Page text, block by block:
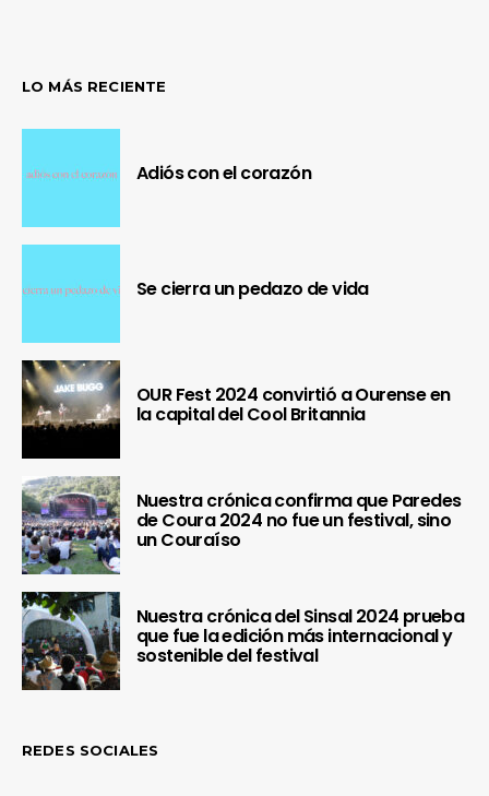
LO MÁS RECIENTE
Adiós con el corazón
Se cierra un pedazo de vida
OUR Fest 2024 convirtió a Ourense en
la capital del Cool Britannia
Nuestra crónica confirma que Paredes
de Coura 2024 no fue un festival, sino
un Couraíso
Nuestra crónica del Sinsal 2024 prueba
que fue la edición más internacional y
sostenible del festival
REDES SOCIALES